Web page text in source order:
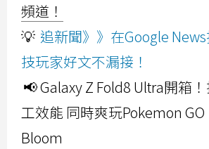
頻道！
💡 追新聞》》在Google
技玩家好文不漏接！
📢 Galaxy Z Fold8 Ultra開箱
工效能 同時爽玩Pokemon
Bloom